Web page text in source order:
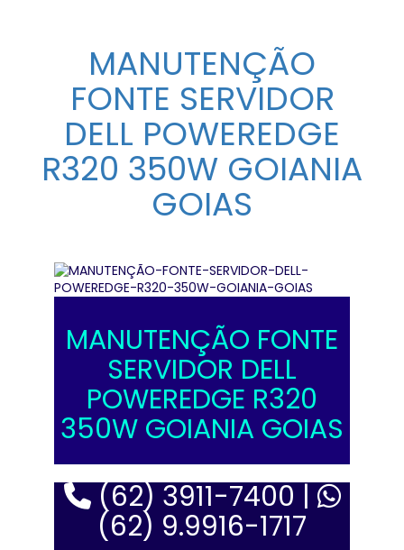
MANUTENÇÃO
FONTE SERVIDOR
DELL POWEREDGE
R320 350W GOIANIA
GOIAS
MANUTENÇÃO FONTE
SERVIDOR DELL
POWEREDGE R320
350W GOIANIA GOIAS
(62) 3911-7400 |
(62) 9.9916-1717